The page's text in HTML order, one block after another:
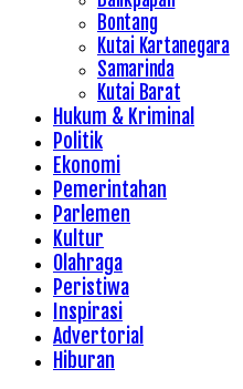
Bontang
Kutai Kartanegara
Samarinda
Kutai Barat
Hukum & Kriminal
Politik
Ekonomi
Pemerintahan
Parlemen
Kultur
Olahraga
Peristiwa
Inspirasi
Advertorial
Hiburan